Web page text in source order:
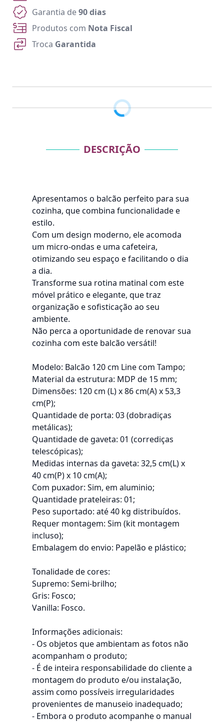
Garantia de90 dias
Produtos com Nota Fiscal
Troca Garantida
DESCRIÇÃO
Apresentamos o balcão perfeito para sua
cozinha, que combina funcionalidade e
estilo.
Com um design moderno, ele acomoda
um micro-ondas e uma cafeteira,
otimizando seu espaço e facilitando o dia
a dia.
Transforme sua rotina matinal com este
móvel prático e elegante, que traz
organização e sofisticação ao seu
ambiente.
Não perca a oportunidade de renovar sua
cozinha com este balcão versátil!
Modelo: Balcão 120 cm Line com Tampo;
Material da estrutura: MDP de 15 mm;
Dimensões: 120 cm (L) x 86 cm(A) x 53,3
cm(P);
Quantidade de porta: 03 (dobradiças
metálicas);
Quantidade de gaveta: 01 (corrediças
telescópicas);
Medidas internas da gaveta: 32,5 cm(L) x
40 cm(P) x 10 cm(A);
Com puxador: Sim, em aluminio;
Quantidade prateleiras: 01;
Peso suportado: até 40 kg distribuídos.
Requer montagem: Sim (kit montagem
incluso);
Embalagem do envio: Papelão e plástico;
Tonalidade de cores:
Supremo: Semi-brilho;
Gris: Fosco;
Vanilla: Fosco.
Informações adicionais:
- Os objetos que ambientam as fotos não
acompanham o produto;
- É de inteira responsabilidade do cliente a
montagem do produto e/ou instalação,
assim como possíveis irregularidades
provenientes de manuseio inadequado;
- Embora o produto acompanhe o manual